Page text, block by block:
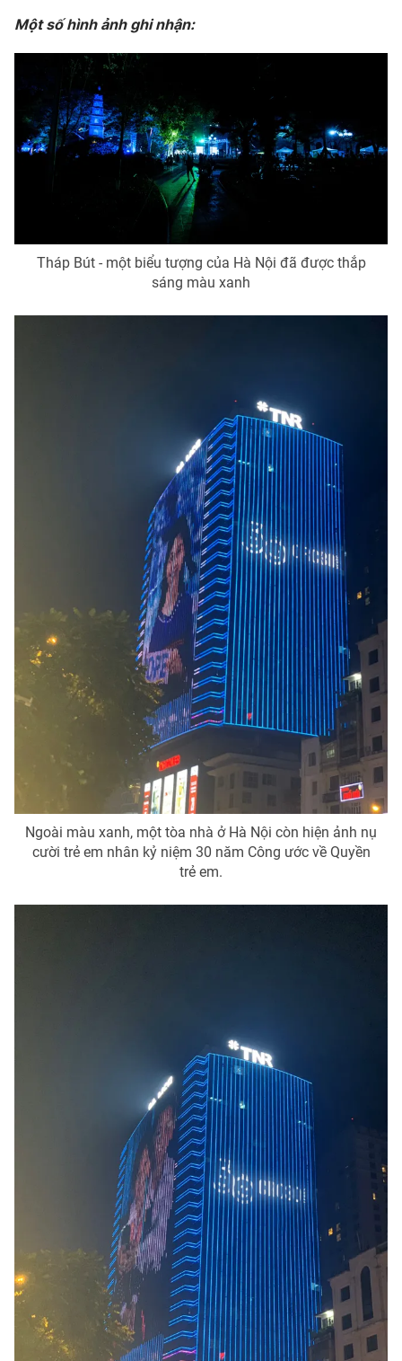
VTV9
Liên hệ tòa soạn English
Giấy phép hoạt động báo in và báo điện tử số 483/GP-BTTTT
Vũ Thanh Thủy
Nguyễn Thị Mỹ Hạnh, Phạm Quốc Thắng,
024.38 355 931 - 024.38 355 932
Ðiện thoại Thời báo VTV:024.66 897 897
toasoan@vtv.vn
Liên hệ quảng cáo: 024-7300.7108
® Cấm sao chép dưới mọi hình thức nếu không có sự chấp
thông tin từ website này.
Một số hình ảnh ghi nhận:
Tháp Bút - một biểu tượng của Hà Nội đã được thắp
sáng màu xanh
Ngoài màu xanh, một tòa nhà ở Hà Nội còn hiện ảnh nụ
cười trẻ em nhân kỷ niệm 30 năm Công ước về Quyền
trẻ em.